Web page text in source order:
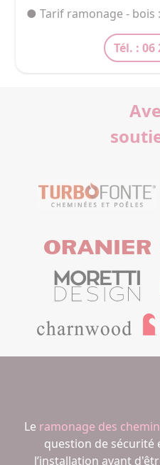
● Tarif ramonage - bois
Tél. : 06
Le ramonage des
question de sécurité
l’installation avant